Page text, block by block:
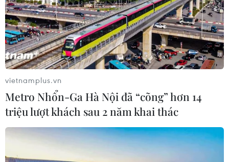
kích cầu thu hút khách quốc tế.
vietnamplus.vn
Metro Nhổn-Ga Hà Nội đã “cõng” hơn 14
triệu lượt khách sau 2 năm khai thác